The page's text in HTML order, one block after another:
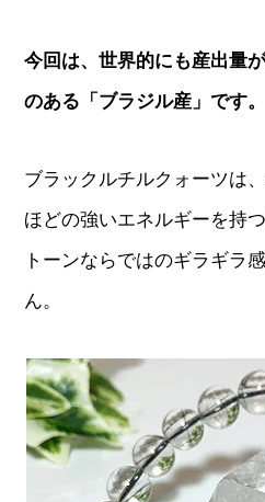
今回は、世界的にも産出量
のある「ブラジル産」です。
ブラックルチルクォーツは
ほどの強いエネルギーを持
トーンならではのギラギラ
ん。